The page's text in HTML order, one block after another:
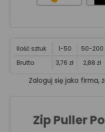
Ilość sztuk 1-50 50-200
Brutto
3,76 zł 2,88 zł
Zaloguj się jako firma,
Zip Puller